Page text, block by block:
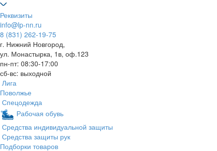
Реквизиты
info@lp-nn.ru
8 (831) 262-19-75
г. Нижний Новгород,
ул. Монастырка, 1в, оф.123
пн-пт: 08:30-17:00
сб-вс: выходной
Лига
Поволжье
Спецодежда
Рабочая обувь
Средства индивидуальной защиты
Средства защиты рук
Подборки товаров